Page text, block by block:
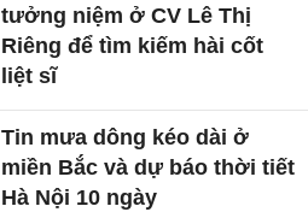
tưởng niệm ở CV Lê Thị
Riêng để tìm kiếm hài cốt
liệt sĩ
Tin mưa dông kéo dài ở
miền Bắc và dự báo thời tiết
Hà Nội 10 ngày